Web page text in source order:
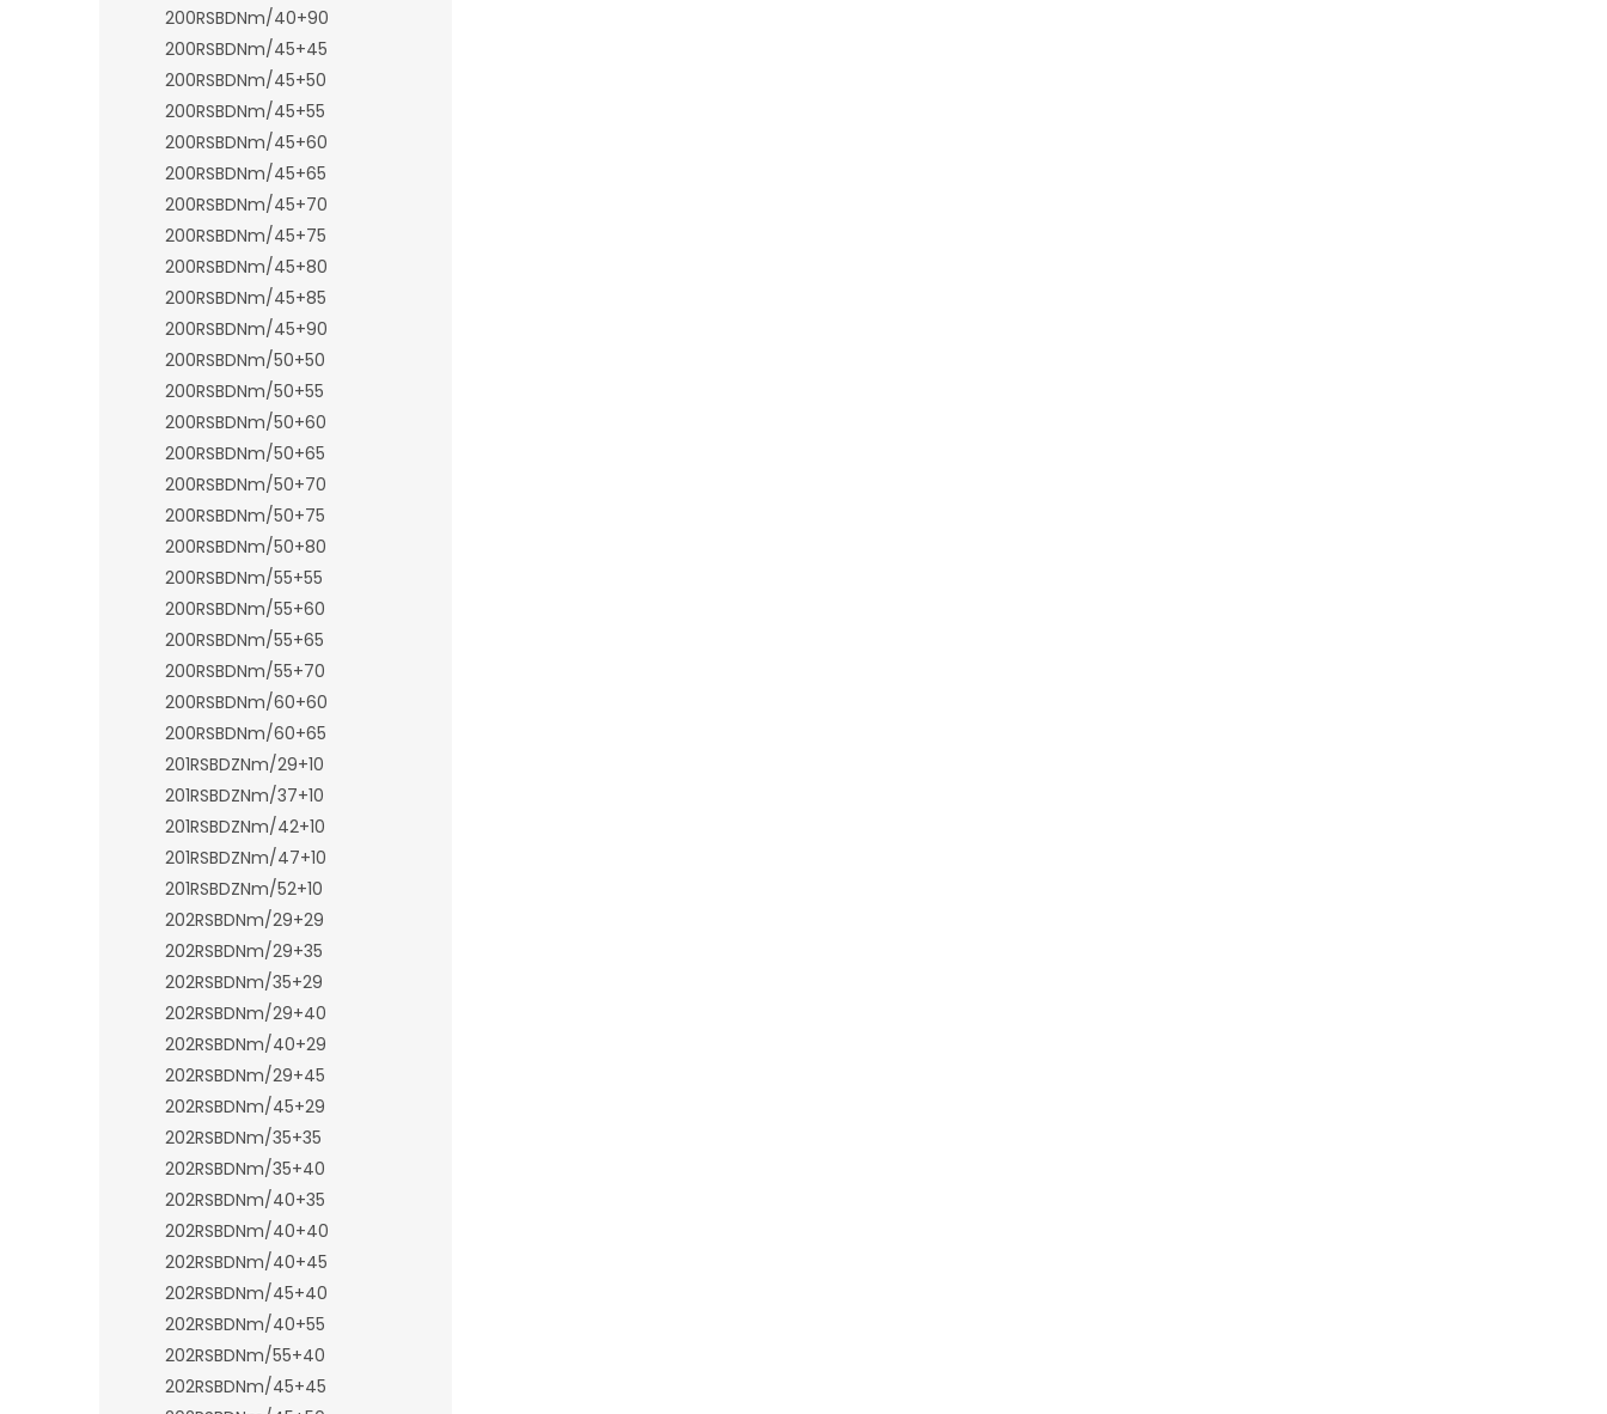
200RSBDNm/40+90
200RSBDNm/45+45
200RSBDNm/45+50
200RSBDNm/45+55
200RSBDNm/45+60
200RSBDNm/45+65
200RSBDNm/45+70
200RSBDNm/45+75
200RSBDNm/45+80
200RSBDNm/45+85
200RSBDNm/45+90
200RSBDNm/50+50
200RSBDNm/50+55
200RSBDNm/50+60
200RSBDNm/50+65
200RSBDNm/50+70
200RSBDNm/50+75
200RSBDNm/50+80
200RSBDNm/55+55
200RSBDNm/55+60
200RSBDNm/55+65
200RSBDNm/55+70
200RSBDNm/60+60
200RSBDNm/60+65
201RSBDZNm/29+10
201RSBDZNm/37+10
201RSBDZNm/42+10
201RSBDZNm/47+10
201RSBDZNm/52+10
202RSBDNm/29+29
202RSBDNm/29+35
202RSBDNm/35+29
202RSBDNm/29+40
202RSBDNm/40+29
202RSBDNm/29+45
202RSBDNm/45+29
202RSBDNm/35+35
202RSBDNm/35+40
202RSBDNm/40+35
202RSBDNm/40+40
202RSBDNm/40+45
202RSBDNm/45+40
202RSBDNm/40+55
202RSBDNm/55+40
202RSBDNm/45+45